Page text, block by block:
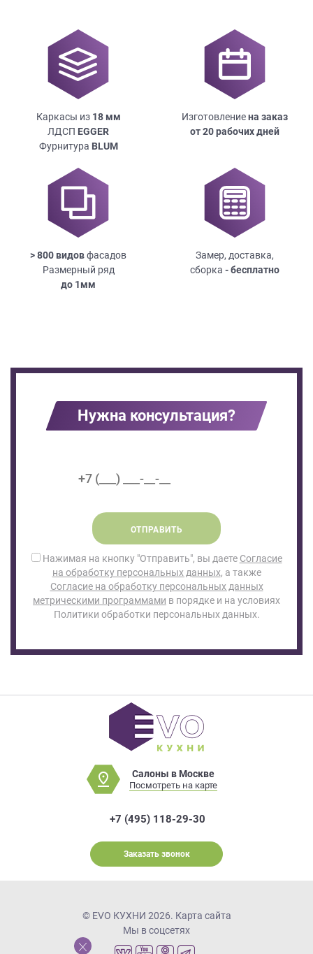
Каркасы из 18мм
ЛДСП EGGER
Фурнитура BLUM
Изготовлениена заказ
от 20 рабочих дней
> 800 видовфасадов
Размерный ряд
до 1мм
Замер, доставка,
сборка - бесплатно
Нужна консультация?
ОТПРАВИТЬ
Нажимая на кнопку "Отправить", вы даете Согласие
на обработку персональных данных, а также
Согласие на обработку персональных данных
метрическими программами в порядке и на условиях
Политики обработки персональных данных.
Салоны в Москве
Посмотреть на карте
+7 (495) 118-29-30
Заказать звонок
© EVO КУХНИ 2026. Карта сайта
Мы в соцсетях